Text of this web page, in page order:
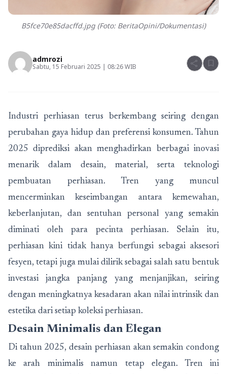
B5fce70e85dacffd.jpg (Foto: BeritaOpini/Dokumentasi)
admrozi
Sabtu, 15 Februari 2025 | 08:26 WIB share bookmark
Industri perhiasan terus berkembang seiring dengan
perubahan gaya hidup dan preferensi konsumen. Tahun
2025 diprediksi akan menghadirkan berbagai inovasi
menarik dalam desain, material, serta teknologi
pembuatan perhiasan. Tren yang muncul
mencerminkan keseimbangan antara kemewahan,
keberlanjutan, dan sentuhan personal yang semakin
diminati oleh para pecinta perhiasan. Selain itu,
perhiasan kini tidak hanya berfungsi sebagai aksesori
fesyen, tetapi juga mulai dilirik sebagai salah satu bentuk
investasi jangka panjang yang menjanjikan, seiring
dengan meningkatnya kesadaran akan nilai intrinsik dan
estetika dari setiap koleksi perhiasan.
Desain Minimalis dan Elegan
Di tahun 2025, desain perhiasan akan semakin condong
ke arah minimalis namun tetap elegan. Tren ini